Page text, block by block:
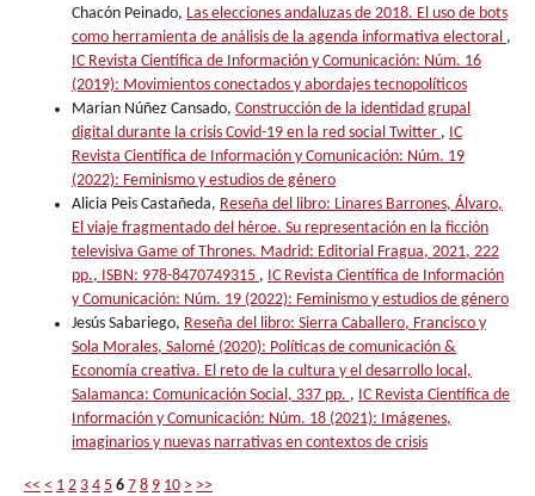
Chacón Peinado, Las elecciones andaluzas de 2018. El uso de bots
como herramienta de análisis de la agenda informativa electoral ,
IC Revista Científica de Información y Comunicación: Núm. 16
(2019): Movimientos conectados y abordajes tecnopolíticos
Marian Núñez Cansado, Construcción de la identidad grupal
digital durante la crisis Covid-19 en la red social Twitter , IC
Revista Científica de Información y Comunicación: Núm. 19
(2022): Feminismo y estudios de género
Alicia Peis Castañeda, Reseña del libro: Linares Barrones, Álvaro,
El viaje fragmentado del héroe. Su representación en la ficción
televisiva Game of Thrones. Madrid: Editorial Fragua, 2021, 222
pp., ISBN: 978-8470749315 , IC Revista Científica de Información
y Comunicación: Núm. 19 (2022): Feminismo y estudios de género
Jesús Sabariego, Reseña del libro: Sierra Caballero, Francisco y
Sola Morales, Salomé (2020): Políticas de comunicación &
Economía creativa. El reto de la cultura y el desarrollo local,
Salamanca: Comunicación Social, 337 pp. , IC Revista Científica de
Información y Comunicación: Núm. 18 (2021): Imágenes,
imaginarios y nuevas narrativas en contextos de crisis
<< < 1 2 3 4 5 6 7 8 9 10 > >>